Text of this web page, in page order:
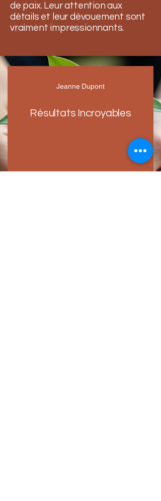
de paix. Leur attention aux
détails et leur dévouement sont
vraiment impressionnants.
Jeanne Dupont
Résultats Incroyables